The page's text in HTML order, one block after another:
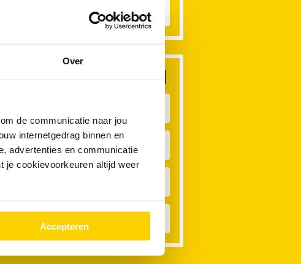
Over
de communicatie naar jou
internetgedrag binnen en
advertenties en communicatie
je cookievoorkeuren altijd weer
Accepteren
Andere rioolproblemen
Toilet Verstopt